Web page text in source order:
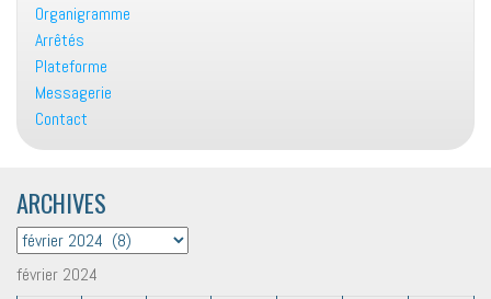
Organigramme
Arrêtés
Plateforme
Messagerie
Contact
ARCHIVES
ARCHIVES
février 2024